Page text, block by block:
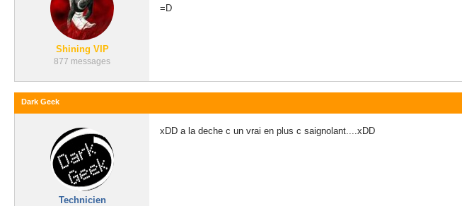
Shining VIP
877 messages
=D
Dark Geek
Technicien
xDD a la deche c un vrai en plus c saignolant....xDD